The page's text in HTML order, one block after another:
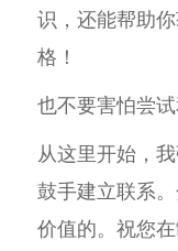
识，还能帮助
格！
也不要害怕尝试
从这里开始，
鼓手建立联系
价值的。祝您